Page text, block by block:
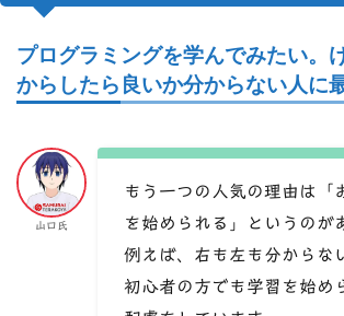
プログラミングを学んでみたい。
からしたら良いか分からない人に
山口氏
もう一つの人気の理由は「
を始められる」というのが
例えば、右も左も分からな
初心者の方でも学習を始め